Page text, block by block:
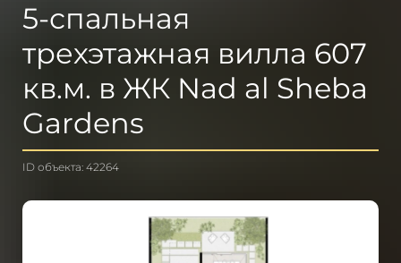
5-спальная
трехэтажная вилла 607
кв.м. в ЖК Nad al Sheba
Gardens
ID объекта: 42264